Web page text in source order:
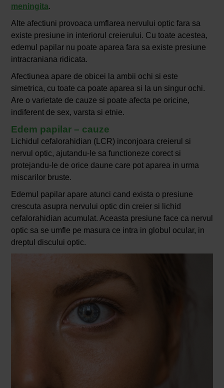
meningita.
Alte afectiuni provoaca umflarea nervului optic fara sa
existe presiune in interiorul creierului. Cu toate acestea,
edemul papilar nu poate aparea fara sa existe presiune
intracraniana ridicata.
Afectiunea apare de obicei la ambii ochi si este
simetrica, cu toate ca poate aparea si la un singur ochi.
Are o varietate de cauze si poate afecta pe oricine,
indiferent de sex, varsta si etnie.
Edem papilar – cauze
Lichidul cefalorahidian (LCR) inconjoara creierul si
nervul optic, ajutandu-le sa functioneze corect si
protejandu-le de orice daune care pot aparea in urma
miscarilor bruste.
Edemul papilar apare atunci cand exista o presiune
crescuta asupra nervului optic din creier si lichid
cefalorahidian acumulat. Aceasta presiune face ca nervul
optic sa se umfle pe masura ce intra in globul ocular, in
dreptul discului optic.